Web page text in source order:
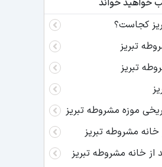
خواهید خواند
کجاست؟
تبریز
تبریز
موزه مشروطه تبریز
خانه مشروطه تبریز
از خانه مشروطه تبریز